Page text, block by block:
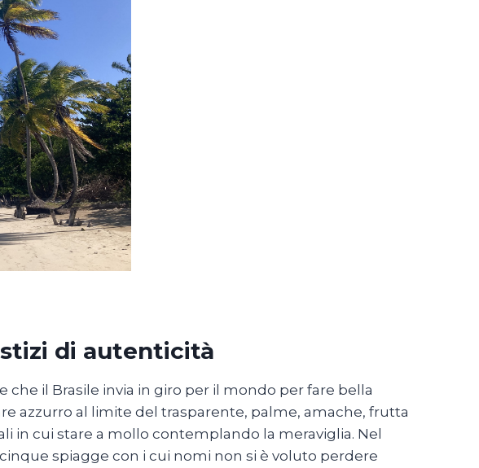
di autenticità
che il Brasile invia in giro per il mondo per fare bella
azzurro al limite del trasparente, palme, amache, frutta
in cui stare a mollo contemplando la meraviglia. Nel
spiagge con i cui nomi non si è voluto perdere